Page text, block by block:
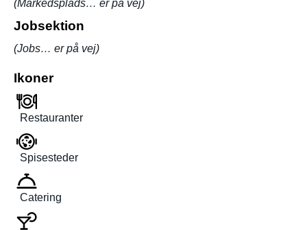
(Markedsplads… er på vej)
Jobsektion
(Jobs… er på vej)
Ikoner
Restauranter
Spisesteder
Catering